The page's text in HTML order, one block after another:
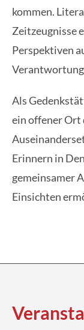
kommen.
Zeitzeugnisse
Perspektiven
Als
ein offener Ort
Erinnern in
gemeinsamer
Einsichten